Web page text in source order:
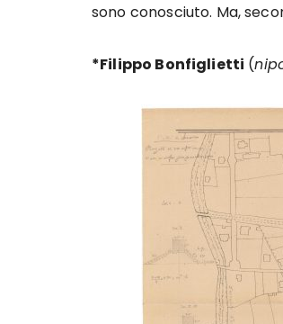
sono conosciuto. Ma,
*Filippo Bonfiglietti (